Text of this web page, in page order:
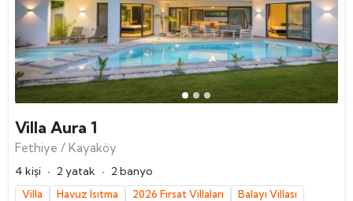
Villa Aura 1
Fethiye / Kayaköy
4 kişi · 2 yatak · 2 banyo
Villa Havuz Isıtma 2026 Fırsat Villaları
Balayı Villası